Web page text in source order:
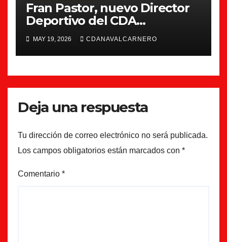
Fran Pastor, nuevo Director
Deportivo del CDA
Navalcarnero
MAY 19, 2026 CDANAVALCARNERO
Deja una respuesta
Tu dirección de correo electrónico no será publicada.
Los campos obligatorios están marcados con *
Comentario *